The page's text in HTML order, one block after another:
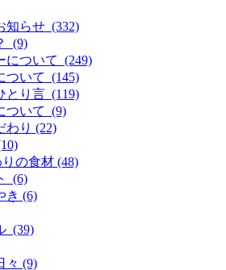
知らせ (332)
(9)
について (249)
ついて (145)
とり言 (119)
ついて (9)
わり (22)
の食材 (48)
(6)
き (6)
(39)
々 (9)